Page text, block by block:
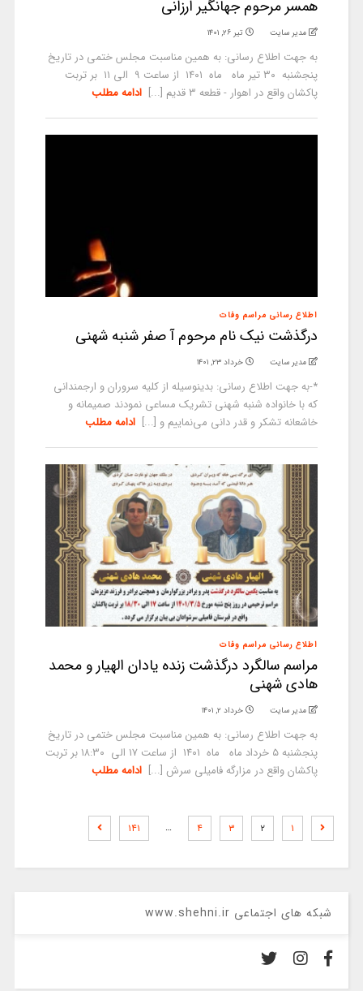
همسر مرحوم جهانگیر ارزانی
مدیر سایت تیر ۲۶, ۱۴۰۱
به جهت اطلاع رسانی: به همین مناسبت مجلس ختمی در تاریخ
پنجشنبه ۳۰ تیر ماه ماه ۱۴۰۱ از ساعت ۹ الی ۱۱ بر تربت
پاکشان واقع در اهوار - قطعه ۳ قدیم [...]
ادامه مطلب
اطلاع رسانی مراسم وفات
درگذشت نیک نام مرحوم آ صفر شنبه شهنی
مدیر سایت خرداد ۲۳, ۱۴۰۱
*-به جهت اطلاع رسانی: بدینوسیله از کلیه سروران و ارجمندانی
که با خانواده شنبه شهنی تشریک مساعی نمودند صمیمانه و
خاشعانه تشکر و قدر دانی می‌نماییم و [...] ادامه مطلب
اطلاع رسانی مراسم وفات
مراسم سالگرد درگذشت زنده یادان الهیار و محمد
هادی شهنی
مدیر سایت خرداد ۲, ۱۴۰۱
به جهت اطلاع رسانی: به همین مناسبت مجلس ختمی در تاریخ
پنجشنبه ۵ خرداد ماه ماه ۱۴۰۱ از ساعت ۱۷ الی ۱۸:۳۰ بر تربت
پاکشان واقع در مزارگه فامیلی سرش [...] ادامه مطلب
۱ ۲ ۳ ۴ … ۱۴۱
شبکه های اجتماعی www.shehni.ir